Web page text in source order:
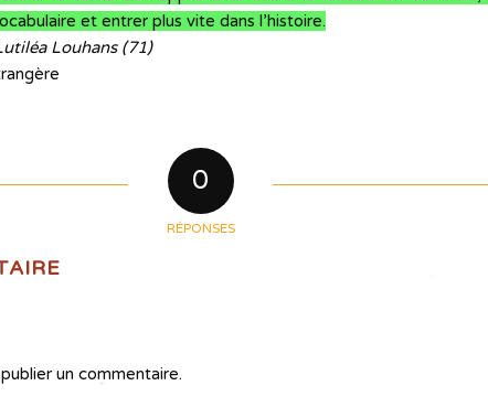
et entrer plus vite dans l’histoire.
Louhans (71)
0
RÉPONSES
un commentaire.